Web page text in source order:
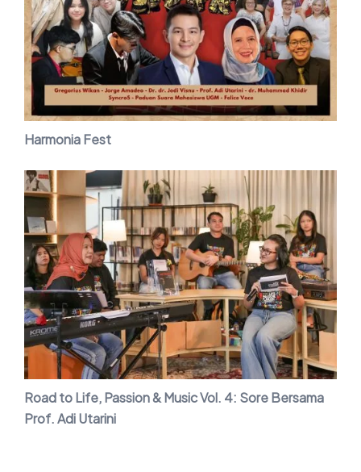
Harmonia Fest
Road to Life, Passion & Music Vol. 4: Sore Bersama
Prof. Adi Utarini